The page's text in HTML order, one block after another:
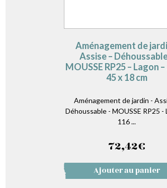
Aménagement de
Assise –
MOUSSE RP25 – Lagon
45 x 18 cm
Aménagement de jardin -
Déhoussable - MOUSSE RP25 -
116 ...
72,42€
Ajouter au panier